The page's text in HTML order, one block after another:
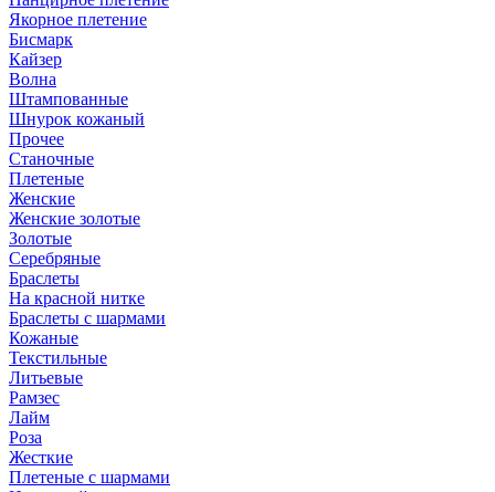
Якорное плетение
Бисмарк
Кайзер
Волна
Штампованные
Шнурок кожаный
Прочее
Станочные
Плетеные
Женские
Женские золотые
Золотые
Серебряные
Браслеты
На красной нитке
Браслеты с шармами
Кожаные
Текстильные
Литьевые
Рамзес
Лайм
Роза
Жесткие
Плетеные с шармами